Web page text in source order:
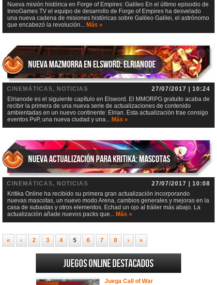
Nueva misión histórica en Forge of Empires: Galileo En el último episodio de
InnoGames TV el equipo de desarrollo de Forge of Empires ha desvelado
una nueva cadena de misiones históricas sobre Galileo Galilei, el astrónomo
que encabezó la revolución... Más »
Nueva mazmorra en Elsword: Elrianode
CINEMÁTICAS, NOTICIAS
27/07/2017 | 10:24
Elrianode es el siguiente capítulo en Elsword. El MMORPG gratuito acaba de
recibir la primera de una nueva serie de actualizaciones de contenido
ambientadas en un nuevo continente: Elrian. Esta actualización trae consigo
eventos PvP, una nueva ciudad y una... Más »
Nueva actualización para Kritika: Mascotas
CINEMÁTICAS, NOTICIAS
27/07/2017 | 10:08
Kritika Online ha recibido su primera gran actualización incorporando
nuevas mascotas, un nuevo modo Arena, cambios generales y mejoras en la
casa de subastas y otros elementos. Echad un ojo al tráiler más abajo. La
actualización añade nuevos packs que... Más »
« ‹ 2 3 4 5 6 7 8 › »
Juegos online destacados
Juega Call of War